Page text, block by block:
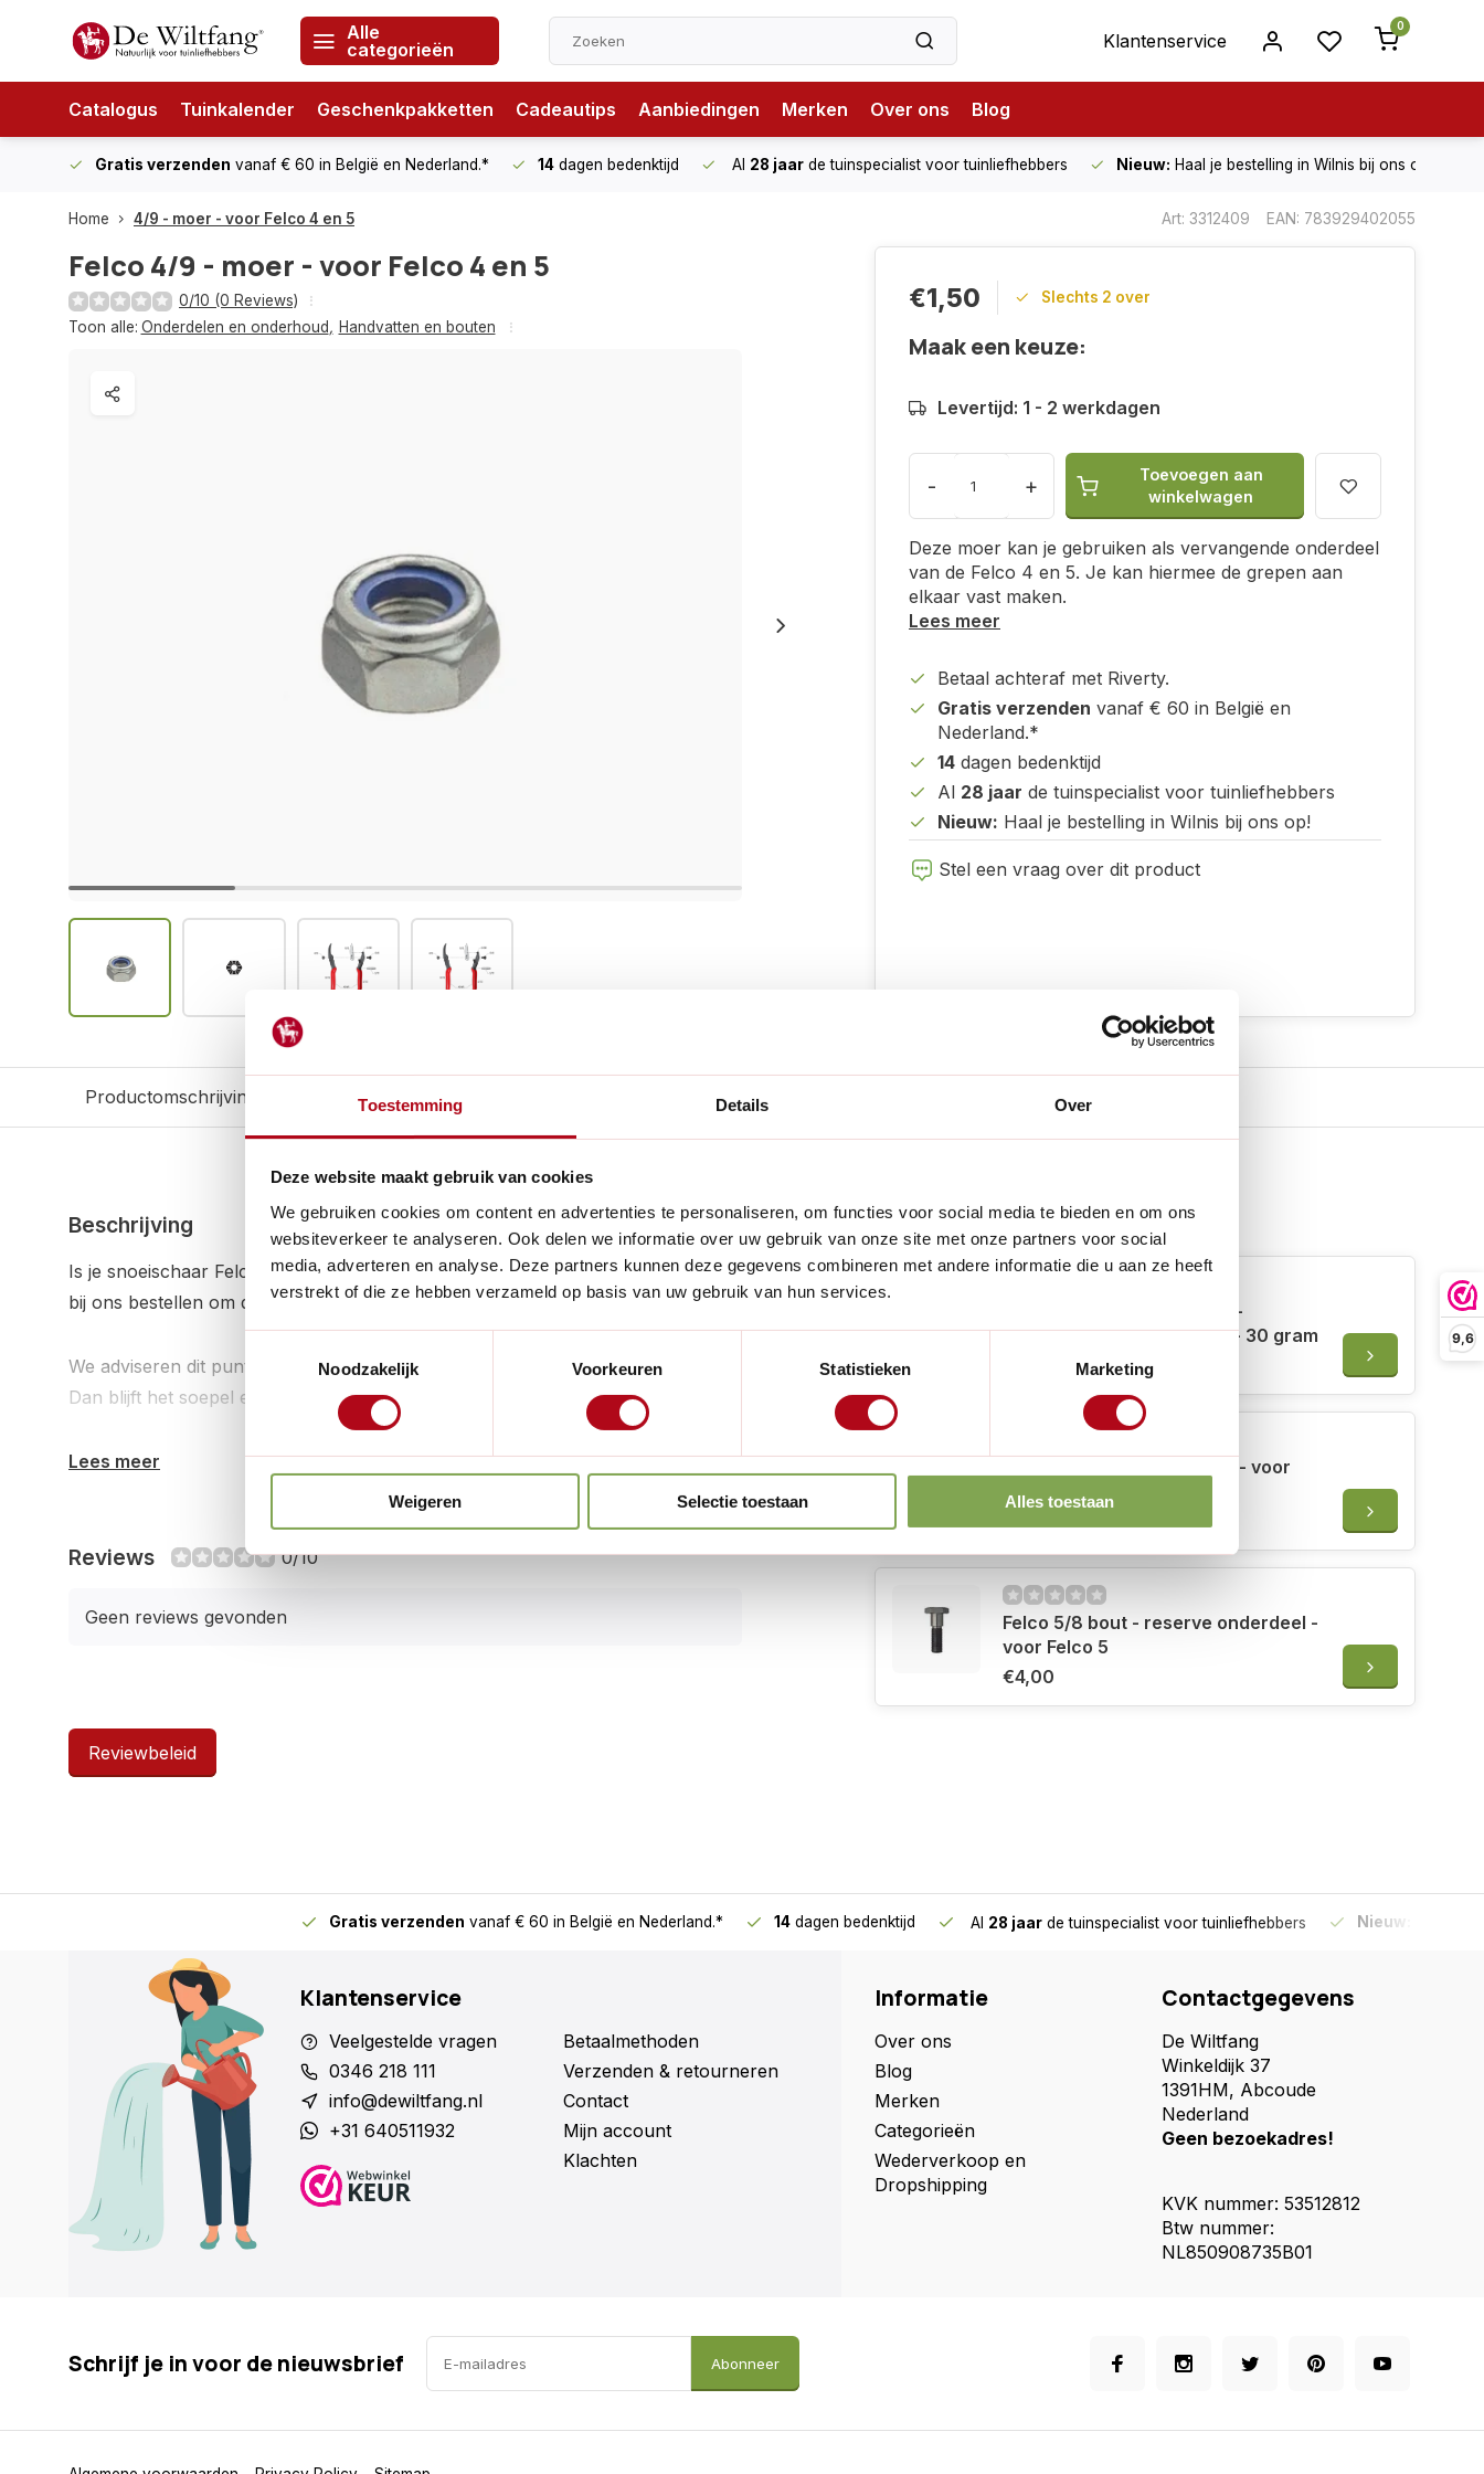
Toestemming Details Over
Deze website maakt gebruik van cookies
We gebruiken cookies om content en advertenties te personaliseren, om functies voor social media te bieden en om ons
websiteverkeer te analyseren. Ook delen we informatie over uw gebruik van onze site met onze partners voor social
media, adverteren en analyse. Deze partners kunnen deze gegevens combineren met andere informatie die u aan ze heeft
verstrekt of die ze hebben verzameld op basis van uw gebruik van hun services.
Noodzakelijk
Voorkeuren Statistieken Marketing
Weigeren Selectie toestaan Alles toestaan
9,6
Alle
categorieën
Klantenservice
0
Catalogus Tuinkalender Geschenkpakketten Cadeautips Aanbiedingen Merken Over ons Blog
Gratis verzenden vanaf € 60 in België en Nederland.* 14 dagen bedenktijd Al 28 jaar de tuinspecialist voor tuinliefhebbers Nieuw: Haal je bestelling in Wilnis bij ons op!
Home 4/9 - moer - voor Felco 4 en 5 Art: 3312409 EAN: 783929402055
Felco 4/9 - moer - voor Felco 4 en 5
0/10 (0 Reviews)
Toon alle: Onderdelen en onderhoud , Handvatten en bouten
€1,50 Slechts 2 over
Maak een keuze:
Levertijd: 1 - 2 werkdagen
- +
Toevoegen aan
winkelwagen
Deze moer kan je gebruiken als vervangende onderdeel
van de Felco 4 en 5. Je kan hiermee de grepen aan
elkaar vast maken.
Lees meer
Betaal achteraf met Riverty.
Gratis verzenden vanaf € 60 in België en
Nederland.*
14 dagen bedenktijd
Al 28 jaar de tuinspecialist voor tuinliefhebbers
Nieuw: Haal je bestelling in Wilnis bij ons op!
Stel een vraag over dit product
Productomschrijving Reviews Gerelateerde producten
Beschrijving
Is je snoeischaar Felco 4 of 5 uit elkaar en ben je het moertje kwijt? Deze kan je
bij ons bestellen om de grepen en mes weer aan elkaar te bevestigen.
We adviseren dit punt daarna in te smeren met onderhoudsvet of metaalolie.
Dan blijft het soepel en kun jij weer volop aan het snoeien gaan.
Lees meer
Reviews 0/10
Geen reviews gevonden
Reviewbeleid
Handig voor erbij
Felco 990 Onderhoudsvet -
Waterafstotend smeervet - 30 gram
Felco 4/8 Bout - onderdeel - voor
Felco 4
Felco 5/8 bout - reserve onderdeel -
voor Felco 5
€4,00
Gratis verzenden vanaf € 60 in België en Nederland.* 14 dagen bedenktijd Al 28 jaar de tuinspecialist voor tuinliefhebbers Nieuw:
Klantenservice
Veelgestelde vragen
0346 218 111
info@dewiltfang.nl
+31 640511932
Betaalmethoden
Verzenden & retourneren
Contact
Mijn account
Klachten
Informatie
Over ons
Blog
Merken
Categorieën
Wederverkoop en
Dropshipping
Contactgegevens
De Wiltfang
Winkeldijk 37
1391HM, Abcoude
Nederland
Geen bezoekadres!
KVK nummer: 53512812
Btw nummer:
NL850908735B01
Schrijf je in voor de nieuwsbrief Abonneer